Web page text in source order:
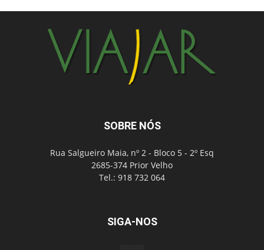
SOBRE NÓS
Rua Salgueiro Maia, nº 2 - Bloco 5 - 2º Esq
2685-374 Prior Velho
Tel.: 918 732 064
SIGA-NOS